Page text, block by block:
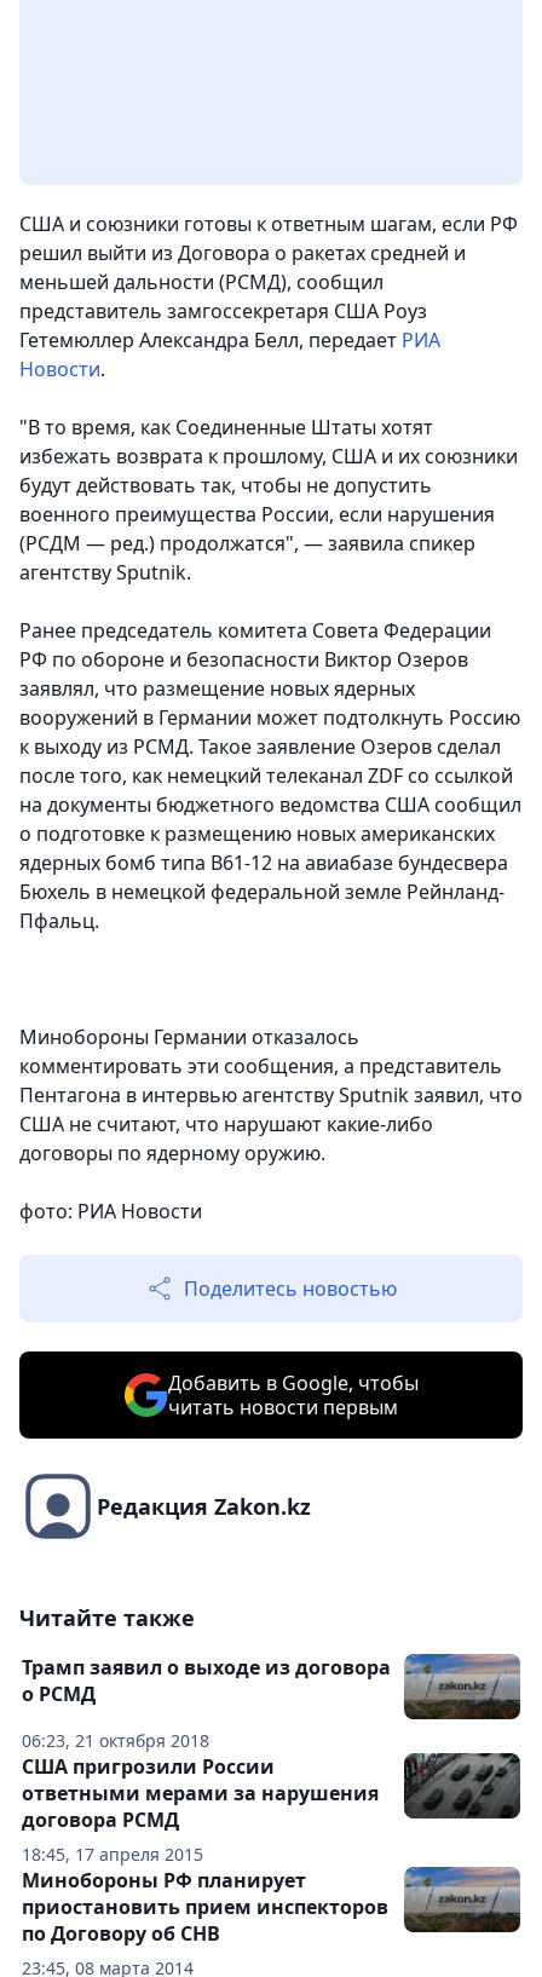
США и союзники готовы к ответным шагам, если РФ
решил выйти из Договора о ракетах средней и
меньшей дальности (РСМД), сообщил
представитель замгоссекретаря США Роуз
Гетемюллер Александра Белл, передает РИА
Новости.
"В то время, как Соединенные Штаты хотят
избежать возврата к прошлому, США и их союзники
будут действовать так, чтобы не допустить
военного преимущества России, если нарушения
(РСДМ — ред.) продолжатся", — заявила спикер
агентству Sputnik.
Ранее председатель комитета Совета Федерации
РФ по обороне и безопасности Виктор Озеров
заявлял, что размещение новых ядерных
вооружений в Германии может подтолкнуть Россию
к выходу из РСМД. Такое заявление Озеров сделал
после того, как немецкий телеканал ZDF со ссылкой
на документы бюджетного ведомства США сообщил
о подготовке к размещению новых американских
ядерных бомб типа B61-12 на авиабазе бундесвера
Бюхель в немецкой федеральной земле Рейнланд-
Пфальц.
Минобороны Германии отказалось
комментировать эти сообщения, а представитель
Пентагона в интервью агентству Sputnik заявил, что
США не считают, что нарушают какие-либо
договоры по ядерному оружию.
фото: РИА Новости
Поделитесь новостью
Добавить в Google, чтобы
читать новости первым
Редакция Zakon.kz
Читайте также
06:23, 21 октября 2018
Трамп заявил о выходе из договора
о РСМД
18:45, 17 апреля 2015
США пригрозили России
ответными мерами за нарушения
договора РСМД
23:45, 08 марта 2014
Минобороны РФ планирует
приостановить прием инспекторов
по Договору об СНВ